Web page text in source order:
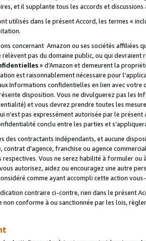
et il supplante tous les accords et discussions
utilisés dans le présent Accord, les termes «
concernant Amazon ou ses sociétés affiliées
relèvent pas du domaine public, ou qui
» d’Amazon et demeurent la
est raisonnablement nécessaire pour
Informations confidentielles en lien avec
disposition. Vous ne divulguerez pas les
et vous devrez prendre toutes les
n’est pas expressément autorisée par le
conclu entre les parties et
des contractants indépendants, et aucune
contrat d'agence, franchise ou agence
respectives. Vous ne serez habilité à formuler
autorisez, aidez ou encouragez une autre
comme ayant accompli cette action
contraire ci-contre, rien dans le présent
non conforme à ou sanctionnée par les lois,